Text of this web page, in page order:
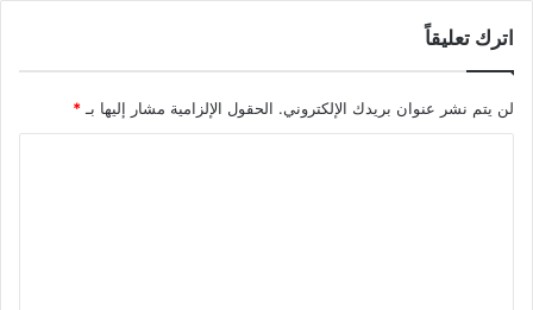
اترك تعليقاً
لن يتم نشر عنوان بريدك الإلكتروني. الحقول الإلزامية مشار إليها بـ *